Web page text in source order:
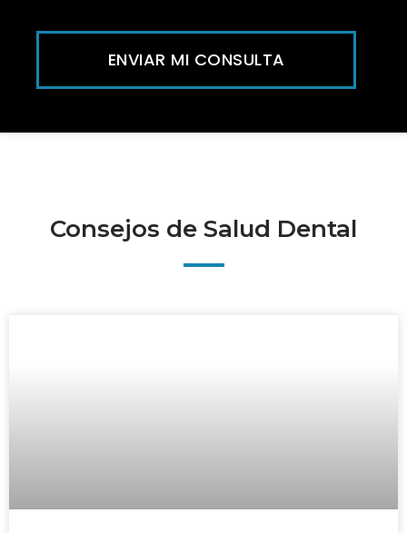
ENVIAR MI CONSULTA
Consejos de Salud Dental